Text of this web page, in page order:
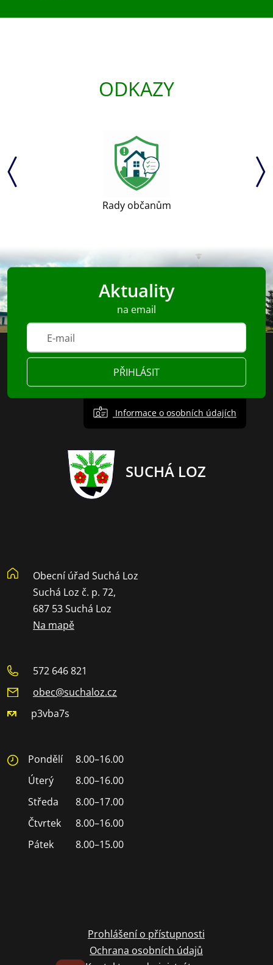
ODKAZY
Rady občanům
Aktuality
na email
PŘIHLÁSIT
Informace o osobních údajích
SUCHÁ LOZ
Obecní úřad Suchá Loz
Suchá Loz č. p. 72,
687 53 Suchá Loz
Na mapě
572 646 821
obec@suchaloz.cz
p3vba7s
Pondělí
8.00–16.00
Úterý
8.00–16.00
Středa
8.00–17.00
Čtvrtek
8.00–16.00
Pátek
8.00–15.00
Prohlášení o přístupnosti
Ochrana osobních údajů